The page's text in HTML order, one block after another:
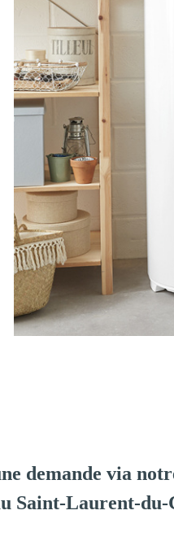
demande via
Saint-Laurent-du-